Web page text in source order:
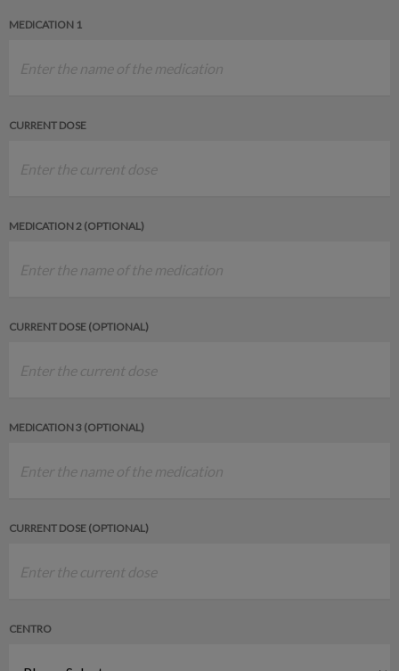
MEDICATION 1
CURRENT DOSE
MEDICATION 2 (OPTIONAL)
CURRENT DOSE (OPTIONAL)
MEDICATION 3 (OPTIONAL)
CURRENT DOSE (OPTIONAL)
CENTRO